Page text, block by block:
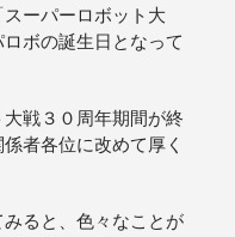
ーパーロボット大
ボの誕生日となって
戦３０周年期間が終
者各位に改めて厚く
ると、色々なことが